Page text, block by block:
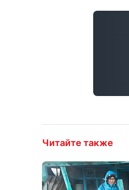
Читайте также